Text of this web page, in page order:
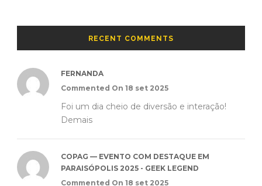
RECENT COMMENTS
FERNANDA
Commented On 18 set 2025
Foi um dia cheio de diversão e interação!
Demais
COPAG — EVENTO COM DESTAQUE EM
PARAISÓPOLIS 2025 - GEEK LEGEND
Commented On 18 set 2025